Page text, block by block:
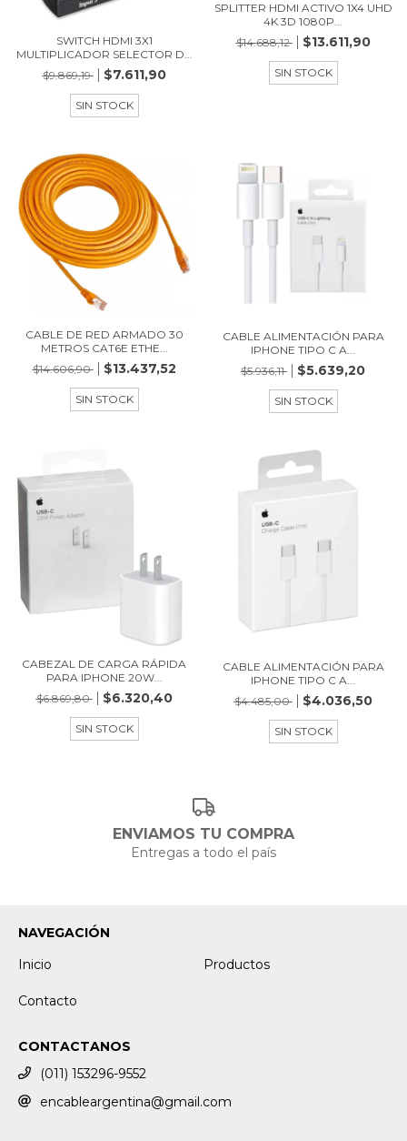
SWITCH HDMI 3X1
MULTIPLICADOR SELECTOR D...
$9.869,19
$7.611,90
SIN STOCK
SPLITTER HDMI ACTIVO 1X4 UHD
4K 3D 1080P...
$14.688,12
$13.611,90
SIN STOCK
CABLE DE RED ARMADO 30
METROS CAT6E ETHE...
$14.606,90
$13.437,52
SIN STOCK
CABLE ALIMENTACIÓN PARA
IPHONE TIPO C A...
$5.936,11
$5.639,20
SIN STOCK
CABEZAL DE CARGA RÁPIDA
PARA IPHONE 20W...
$6.869,80
$6.320,40
SIN STOCK
CABLE ALIMENTACIÓN PARA
IPHONE TIPO C A...
$4.485,00
$4.036,50
SIN STOCK
ENVIAMOS TU COMPRA
Entregas a todo el país
NAVEGACIÓN
Inicio
Productos
Contacto
CONTACTANOS
(011) 153296-9552
encableargentina@gmail.com